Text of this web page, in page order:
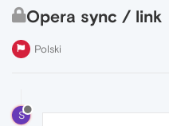
Opera sync / link
Polski
S